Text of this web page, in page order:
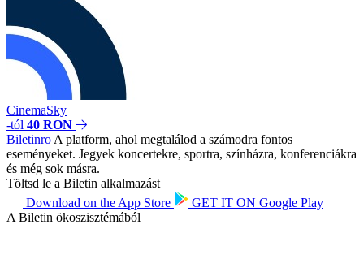
CinemaSky
-tól 40 RON
Biletinro A platform, ahol megtalálod a számodra fontos
eseményeket. Jegyek koncertekre, sportra, színházra, konferenciákra
és még sok másra.
Töltsd le a Biletin alkalmazást
Download on the App Store GET IT ON Google Play
A Biletin ökoszisztémából